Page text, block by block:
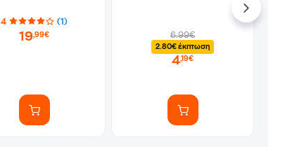
4 (1)
19,99€ 6.99€
2.80€ έκπτωση
4,19€